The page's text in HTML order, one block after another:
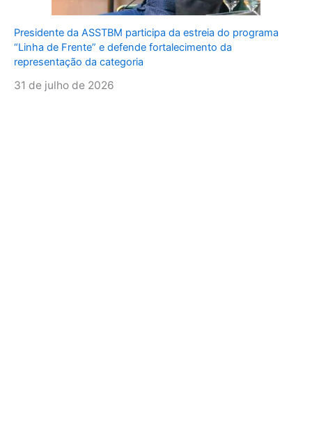
Presidente da ASSTBM participa da estreia do programa
“Linha de Frente” e defende fortalecimento da
representação da categoria
31 de julho de 2026